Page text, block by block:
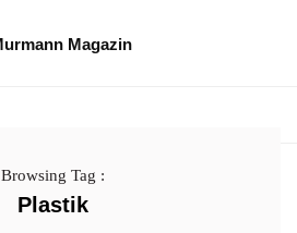
Browsing Tag :
Plastik